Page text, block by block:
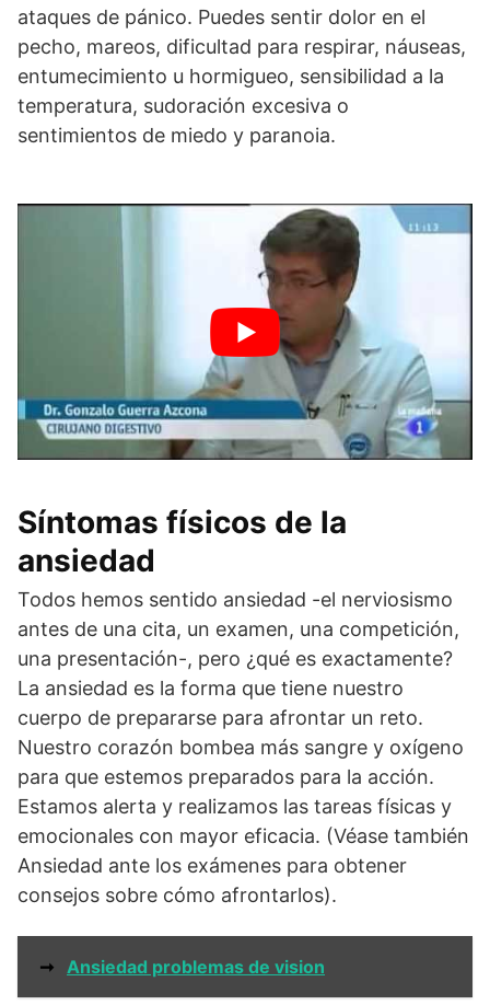
ataques de pánico. Puedes sentir dolor en el
pecho, mareos, dificultad para respirar, náuseas,
entumecimiento u hormigueo, sensibilidad a la
temperatura, sudoración excesiva o
sentimientos de miedo y paranoia.
Síntomas físicos de la
ansiedad
Todos hemos sentido ansiedad -el nerviosismo
antes de una cita, un examen, una competición,
una presentación-, pero ¿qué es exactamente?
La ansiedad es la forma que tiene nuestro
cuerpo de prepararse para afrontar un reto.
Nuestro corazón bombea más sangre y oxígeno
para que estemos preparados para la acción.
Estamos alerta y realizamos las tareas físicas y
emocionales con mayor eficacia. (Véase también
Ansiedad ante los exámenes para obtener
consejos sobre cómo afrontarlos).
➞ Ansiedad problemas de vision